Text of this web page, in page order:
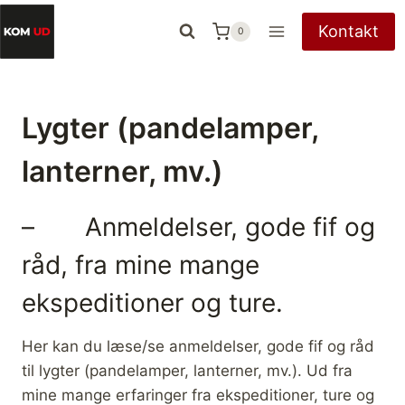
Fortsæt
til
indhold
0 Kontakt
Lygter (pandelamper,
lanterner, mv.)
– Anmeldelser, gode fif og
råd, fra mine mange
ekspeditioner og ture.
Her kan du læse/se anmeldelser, gode fif og råd
til lygter (pandelamper, lanterner, mv.). Ud fra
mine mange erfaringer fra ekspeditioner, ture og